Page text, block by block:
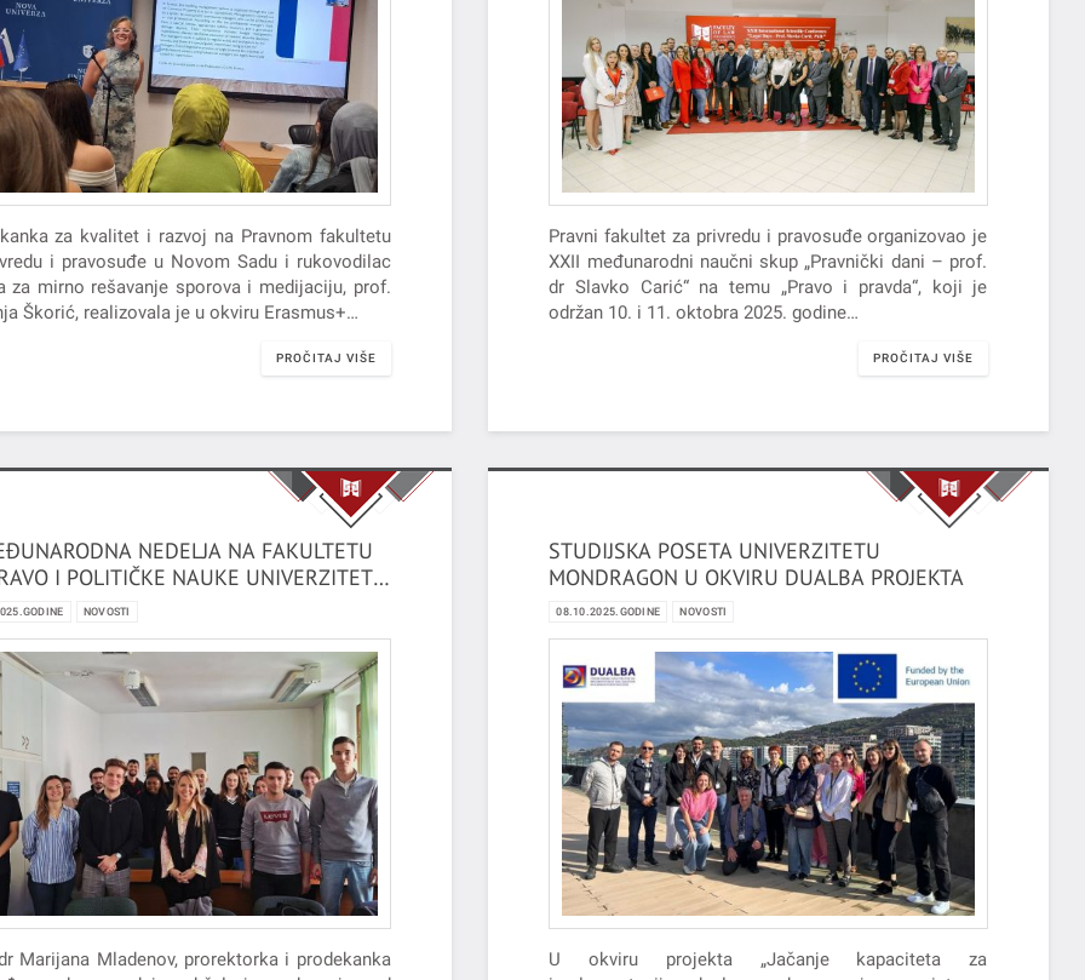
za kvalitet i razvoj na Pravnom fakultetu
i pravosuđe u Novom Sadu i rukovodilac
za mirno rešavanje sporova i medijaciju, prof.
Škorić, realizovala je u okviru Erasmus+…
PROČITAJ VIŠE
Pravni fakultet za privredu i pravosuđe organizovao je
XXII međunarodni naučni skup „Pravnički dani – prof.
dr Slavko Carić“ na temu „Pravo i pravda“, koji je
održan 10. i 11. oktobra 2025. godine…
PROČITAJ VIŠE
NEDELJA NA FAKULTETU
I POLITIČKE NAUKE UNIVERZITETA
NOVOSTI
Marijana Mladenov, prorektorka i prodekanka
STUDIJSKA POSETA UNIVERZITETU
MONDRAGON U OKVIRU DUALBA PROJEKTA
08.10.2025.GODINE NOVOSTI
U okviru projekta „Jačanje kapaciteta za